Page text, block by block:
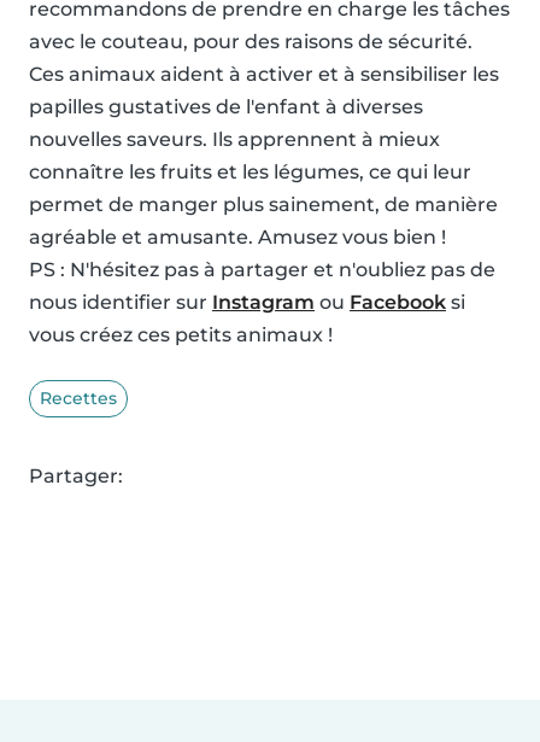
recommandons de prendre en charge les tâches
avec le couteau, pour des raisons de sécurité.
Ces animaux aident à activer et à sensibiliser les
papilles gustatives de l'enfant à diverses
nouvelles saveurs. Ils apprennent à mieux
connaître les fruits et les légumes, ce qui leur
permet de manger plus sainement, de manière
agréable et amusante. Amusez vous bien !
PS : N'hésitez pas à partager et n'oubliez pas de
nous identifier sur Instagram ou Facebook si
vous créez ces petits animaux !
Recettes
Partager: